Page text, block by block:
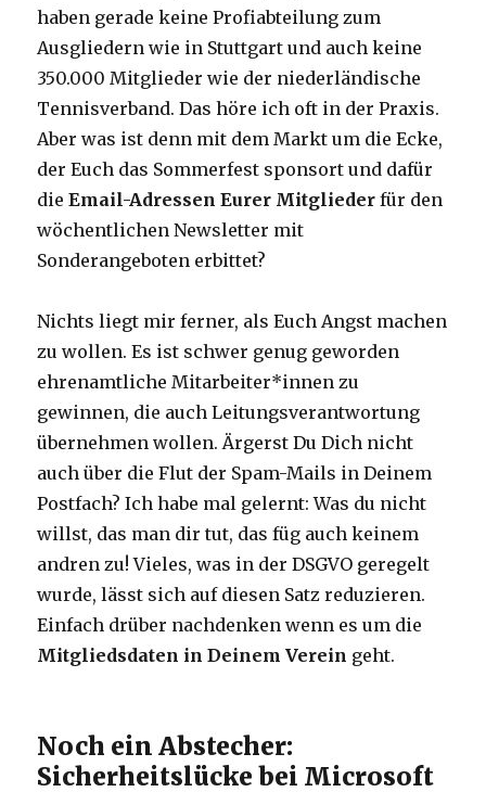
haben gerade keine Profiabteilung zum
Ausgliedern wie in Stuttgart und auch keine
350.000 Mitglieder wie der niederländische
Tennisverband. Das höre ich oft in der Praxis.
Aber was ist denn mit dem Markt um die Ecke,
der Euch das Sommerfest sponsort und dafür
dieEmail-Adressen Eurer Mitglieder für den
wöchentlichen Newsletter mit
Sonderangeboten erbittet?
Nichts liegt mir ferner, als Euch Angst machen
zu wollen. Es ist schwer genug geworden
ehrenamtliche Mitarbeiter*innen zu
gewinnen, die auch Leitungsverantwortung
übernehmen wollen. Ärgerst Du Dich nicht
auch über die Flut der Spam-Mails in Deinem
Postfach? Ich habe mal gelernt: Was du nicht
willst, das man dir tut, das füg auch keinem
andren zu! Vieles, was in der DSGVO geregelt
wurde, lässt sich auf diesen Satz reduzieren.
Einfach drüber nachdenken wenn es um die
Mitgliedsdaten in Deinem Verein geht.
Noch ein Abstecher:
Sicherheitslücke bei Microsoft